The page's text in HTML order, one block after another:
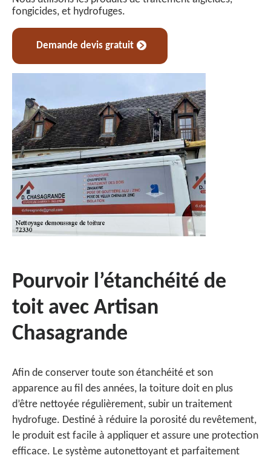
fongicides, et hydrofuges.
Demande devis gratuit
Pourvoir l’étanchéité de
toit avec Artisan
Chasagrande
Afin de conserver toute son étanchéité et son
apparence au fil des années, la toiture doit en plus
d’être nettoyée régulièrement, subir un traitement
hydrofuge. Destiné à réduire la porosité du revêtement,
le produit est facile à appliquer et assure une protection
efficace. Le système autonettoyant et parfaitement